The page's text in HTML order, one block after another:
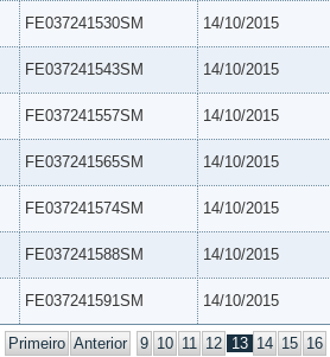
FE037241530SM 14/10/2015
FE037241543SM 14/10/2015
FE037241557SM 14/10/2015
FE037241565SM 14/10/2015
FE037241574SM 14/10/2015
FE037241588SM 14/10/2015
FE037241591SM 14/10/2015
Primeiro Anterior 9 10 11 12 13 14 15 16